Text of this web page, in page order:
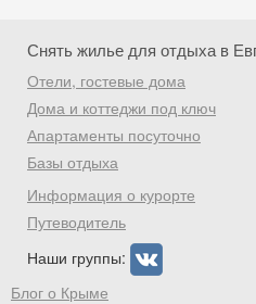
Снять жилье для отдыха в
Отели, гостевые дома
Дома и коттеджи под ключ
Апартаменты посуточно
Базы отдыха
Информация о курорте
Путеводитель
Наши группы:
Блог о Крыме
Скидка
Хочешь дешевле?
промокод на